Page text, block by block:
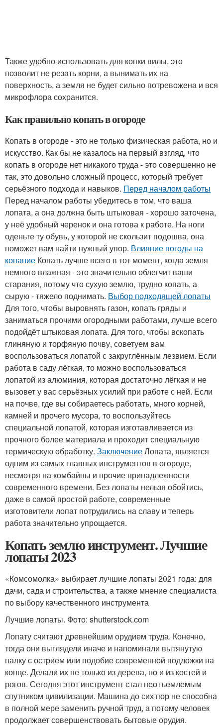
Также удобно использовать для копки вилы, это
позволит не резать корни, а вынимать их на
поверхность, а земля не будет сильно потревожена и вся
микрофлора сохранится.
Как правильно копать в огороде
Копать в огороде - это не только физическая работа, но и
искусство. Как бы не казалось на первый взгляд, что
копать в огороде нет никакого труда - это совершенно не
так, это довольно сложный процесс, который требует
серьёзного подхода и навыков. Перед началом работы
Перед началом работы убедитесь в том, что ваша
лопата, а она должна быть штыковая - хорошо заточена,
у неё удобный черенок и она готова к работе. На ноги
оденьте ту обувь, у которой не скользит подошва, она
поможет вам найти нужный упор. Влияние погоды на
копание Копать лучше всего в тот момент, когда земля
немного влажная - это значительно облегчит ваши
старания, потому что сухую землю, трудно копать, а
сырую - тяжело поднимать. Выбор подходящей лопаты
Для того, чтобы выровнять газон, копать гряды и
заниматься прочими огородными работами, лучше всего
подойдёт штыковая лопата. Для того, чтобы вскопать
глиняную и торфяную почву, советуем вам
воспользоваться лопатой с закруглённым лезвием. Если
работа в саду лёгкая, то можно воспользоваться
лопатой из алюминия, которая достаточно лёгкая и не
вызовет у вас серьёзных усилий при работе с ней. Если
на почве, где вы собираетесь работать, много корней,
камней и прочего мусора, то воспользуйтесь
специальной лопатой, которая изготавливается из
прочного более материала и проходит специальную
термическую обработку. ЗаключениеЛопата, является
одним из самых главных инструментов в огороде,
несмотря на комбайны и прочие принадлежности
современного времени. Без лопаты нельзя обойтись,
даже в самой простой работе, современные
изготовители лопат потрудились на славу и теперь
работа значительно упрощается.
Копать землю инструмент. Лучшие
лопаты 2023
«Комсомолка» выбирает лучшие лопаты 2021 года: для
дачи, сада и строительства, а также мнение специалиста
по выбору качественного инструмента
Лучшие лопаты. Фото: shutterstock.com
Лопату считают древнейшим орудием труда. Конечно,
тогда они выглядели иначе и напоминали вытянутую
палку с острием или подобие современной подложки на
конце. Делали их не только из дерева, но и из костей и
рогов. Сегодня этот инструмент стал неотъемлемым
спутником цивилизации. Машина до сих пор не способна
в полной мере заменить ручной труд, а потому человек
продолжает совершенствовать бытовые орудия.